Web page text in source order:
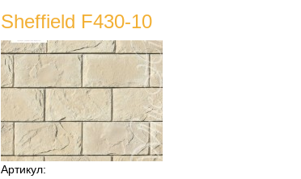
Sheffield F430-10
Артикул: